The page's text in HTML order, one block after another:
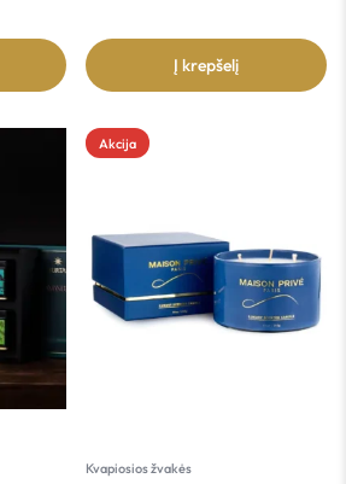
Į krepšelį
Akcija
Kvapiosios žvakės